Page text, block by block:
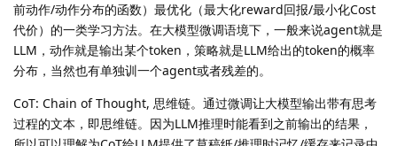
前动作/动作分布的函数）最优化（最大化reward回报/最小化Cost
代价）的一类学习方法。在大模型微调语境下，一般来说agent就是
LLM，动作就是输出某个token，策略就是LLM给出的token的概率
分布，当然也有单独训一个agent或者残差的。
CoT: Chain of Thought, 思维链。通过微调让大模型输出带有思考
过程的文本，即思维链。因为LLM推理时能看到之前输出的结果，